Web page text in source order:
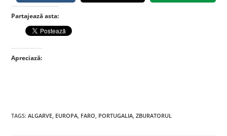
Partajează asta:
Apreciază:
TAGS:ALGARVE, EUROPA, FARO, PORTUGALIA, ZBURATORUL